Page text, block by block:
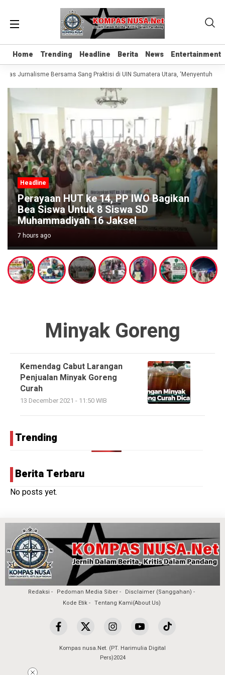
Home Trending Headline Berita News Entertainment
Home Trending Headline Berita News Entertainment
Jurnalisme Bersama Sang Praktisi di UIN Sumatera Utara, ‘Menyentuh Hati
Headline
Perayaan HUT ke 14, PP IWO Bagikan
Bea Siswa Untuk 8 Siswa SD
Muhammadiyah 16 Jaksel
7 hours ago
Minyak Goreng
Kemendag Cabut Larangan
Penjualan Minyak Goreng
Curah
13 December 2021 - 11:50 WIB
Trending
Berita Terbaru
No posts yet.
Redaksi Pedoman Media Siber
Disclaimer (Sanggahan)
Kode Etik
Tentang Kami(About Us)
Kompas nusa.Net. (PT. Harimulia Digital
Pers)2024